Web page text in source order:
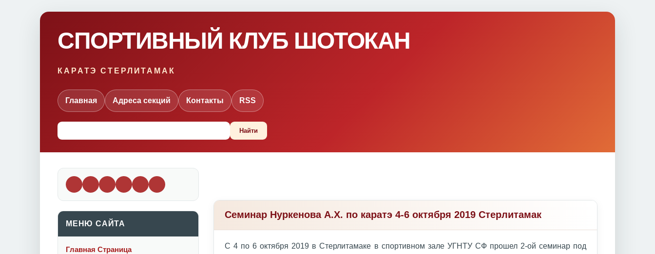
СПОРТИВНЫЙ КЛУБ ШОТОКАН
КАРАТЭ СТЕРЛИТАМАК
Главная Адреса секций Контакты RSS
МЕНЮ САЙТА
Главная Cтраница
Семинар Нуркенова А.Х. по каратэ 4-6 октября 2019 Стерлитамак
С 4 по 6 октября 2019 в Стерлитамаке в спортивном зале УГНТУ СФ прошел 2-ой семинар под